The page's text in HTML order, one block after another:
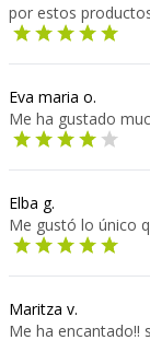
por estos
Eva maria o.
Me ha gustado
Elba g.
Me gustó lo único
Maritza v.
Me ha encantado!!